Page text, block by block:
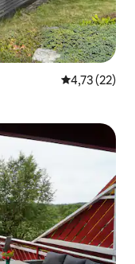
Évaluation
4,73 (22)